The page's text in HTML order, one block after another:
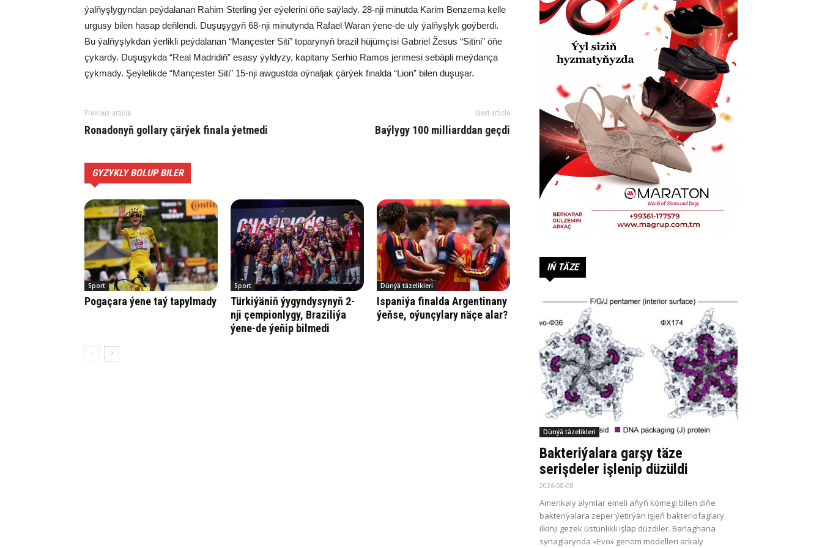
ýalňyşlygyndan peýdalanan Rahim Sterling ýer eýelerini öňe saýlady. 28-nji minutda Karim Benzema kelle
urgusy bilen hasap deňlendi. Duşuşygyň 68-nji minutynda Rafael Waran ýene-de uly ýalňyşlyk goýberdi.
Bu ýalňyşlykdan ýerlikli peýdalanan “Mançester Siti” toparynyň brazil hüjümçisi Gabriel Žesus “Sitini” öňe
çykardy. Duşuşykda “Real Madridiň” esasy ýyldyzy, kapitany Serhio Ramos jerimesi sebäpli meýdança
çykmady. Şeýlelikde “Mançester Siti” 15-nji awgustda oýnaljak çärýek finalda “Lion” bilen duşuşar.
Previous article
Ronadonyň gollary çärýek finala ýetmedi
Next article
Baýlygy 100 milliarddan geçdi
GYZYKLY BOLUP BILER
Sport
Pogaçara ýene taý tapylmady
Sport
Türkiýäniň ýygyndysynyň 2-
nji çempionlygy, Braziliýa
ýene-de ýeňip bilmedi
Dünýä täzelikleri
Ispaniýa finalda Argentinany
ýeňse, oýunçylary näçe alar?
IŇ TÄZE
Dünýä täzelikleri
Bakteriýalara garşy täze
serişdeler işlenip düzüldi
2026-08-08
Amerikaly alymlar emeli aňyň kömegi bilen diňe
bakteriýalara zeper ýetirýän işjeň bakteriofaglary
ilkinji gezek üstünlikli işläp düzdiler. Barlaghana
synaglarynda «Evo» genom modelleri arkaly